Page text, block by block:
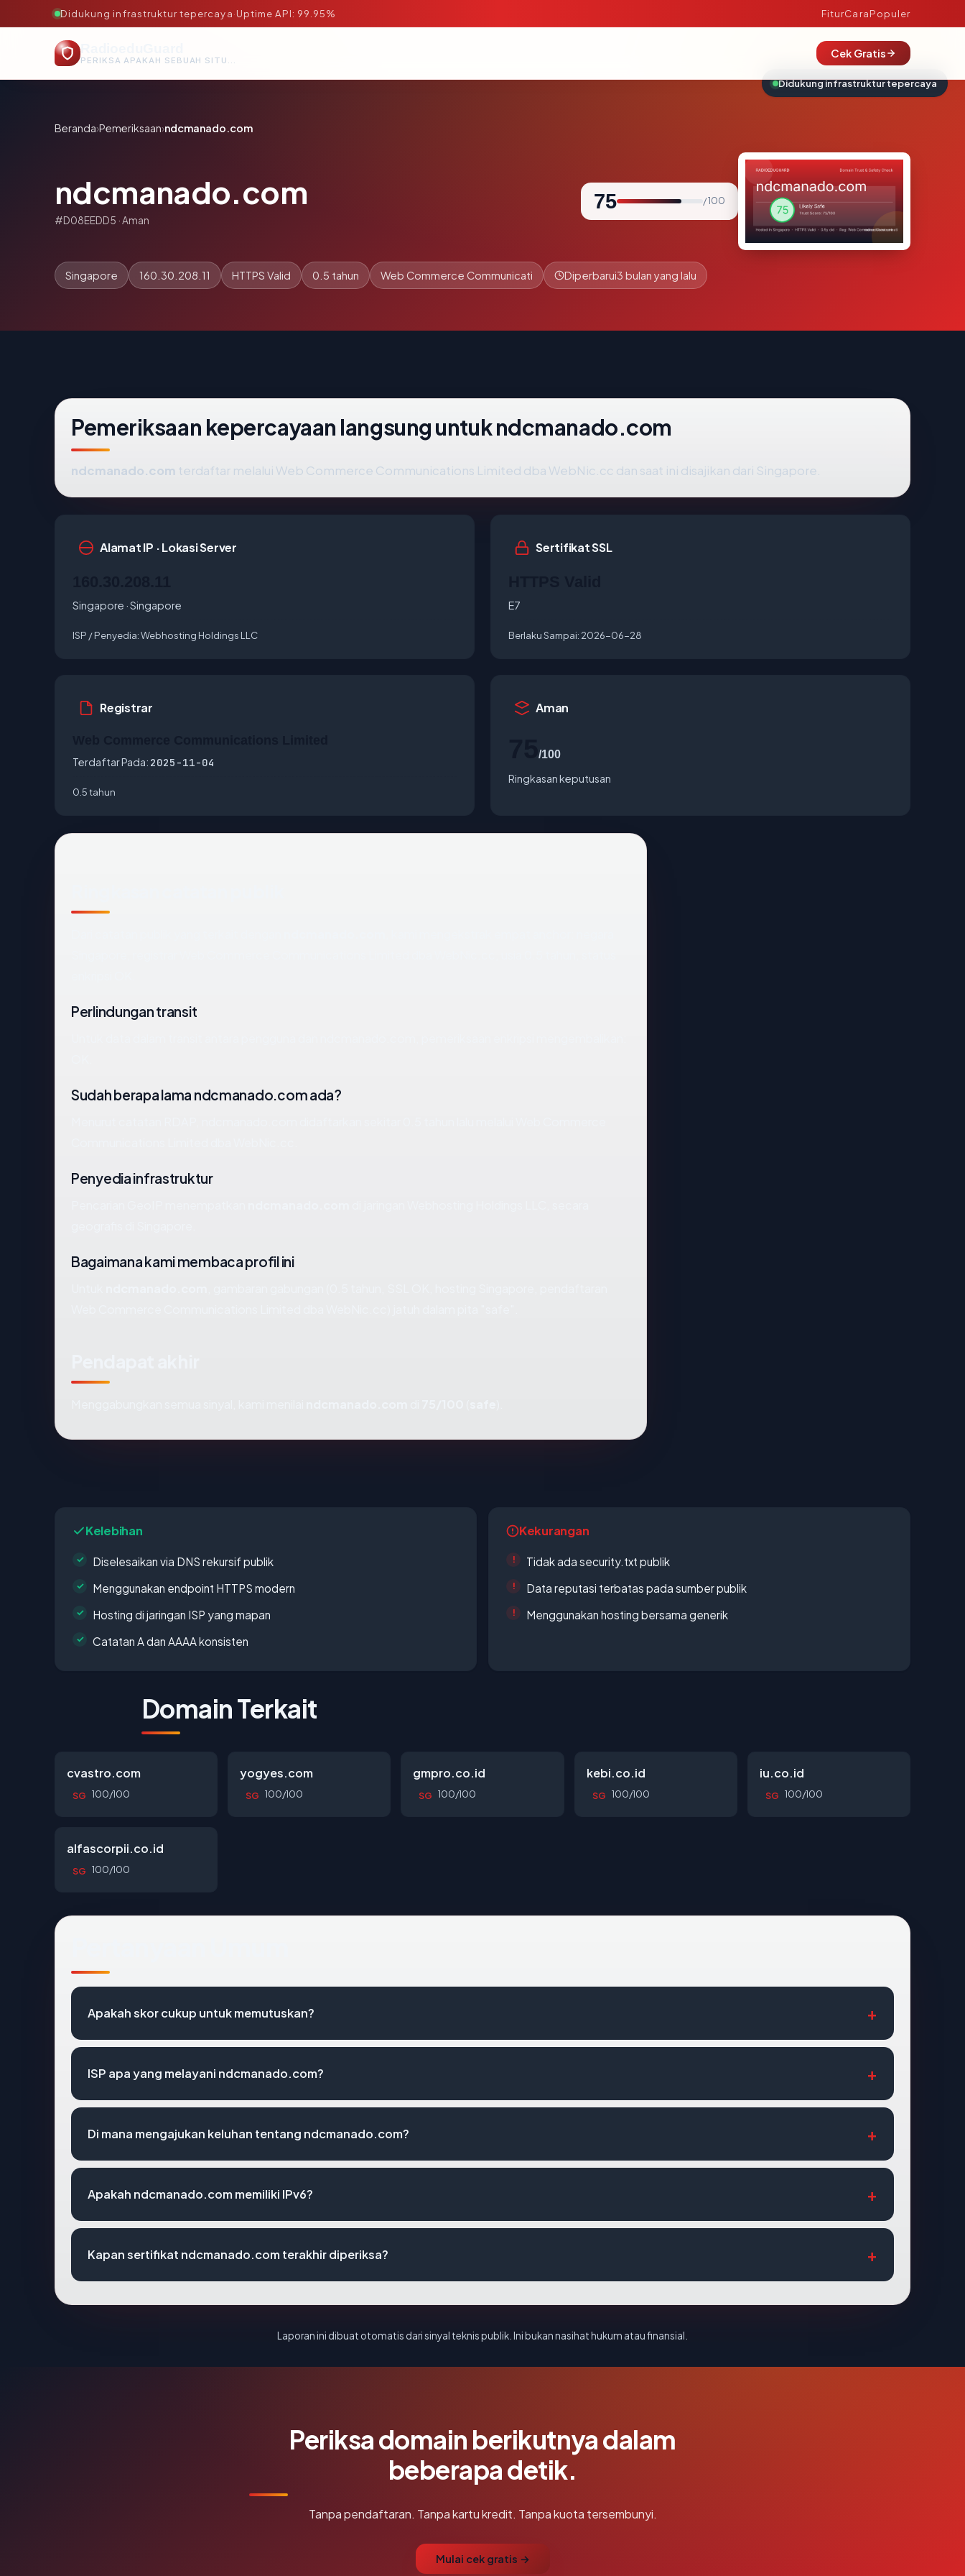
Didukung infrastruktur tepercaya·Uptime API: 99.95% FiturCaraPopuler
PERIKSA APAKAH SEBUAH SITUS AMAN, TEPERCAYA, DAN TERVERIFIKASI DALAM HITUNGAN DETIK.
Cek Gratis
Beranda›Pemeriksaan›ndcmanado.com
ndcmanado.com
#D08EEDD5 · Aman
75 / 100
Singapore 160.30.208.11 HTTPS Valid 0.5 tahun Web Commerce Communicati Diperbarui3 bulan yang lalu
Pemeriksaan kepercayaan langsung untuk ndcmanado.com
ndcmanado.com terdaftar melalui Web Commerce Communications Limited dba WebNic.cc dan saat ini disajikan dari Singapore.
Alamat IP · Lokasi Server
Singapore · Singapore
ISP / Penyedia:Webhosting Holdings LLC
Sertifikat SSL
E7
Berlaku Sampai: 2026-06-28
Registrar
Terdaftar Pada: 2025-11-04
0.5 tahun
Aman
/100
Ringkasan keputusan
Perlindungan transit
Sudah berapa lama ndcmanado.com ada?
Penyedia infrastruktur
Bagaimana kami membaca profil ini
Kelebihan
Diselesaikan via DNS rekursif publik
Menggunakan endpoint HTTPS modern
Hosting di jaringan ISP yang mapan
Catatan A dan AAAA konsisten
Kekurangan
Tidak ada security.txt publik
Data reputasi terbatas pada sumber publik
Menggunakan hosting bersama generik
Domain Terkait
cvastro.com
SG 100/100
yogyes.com
SG 100/100
gmpro.co.id
SG 100/100
kebi.co.id
SG 100/100
iu.co.id
SG 100/100
alfascorpii.co.id
SG 100/100
Apakah skor cukup untuk memutuskan?
ISP apa yang melayani ndcmanado.com?
Di mana mengajukan keluhan tentang ndcmanado.com?
Apakah ndcmanado.com memiliki IPv6?
Kapan sertifikat ndcmanado.com terakhir diperiksa?
Laporan ini dibuat otomatis dari sinyal teknis publik. Ini bukan nasihat hukum atau finansial.
Periksa domain berikutnya dalam
beberapa detik.
Tanpa pendaftaran. Tanpa kartu kredit. Tanpa kuota tersembunyi.
Mulai cek gratis →
Didukung infrastruktur tepercaya